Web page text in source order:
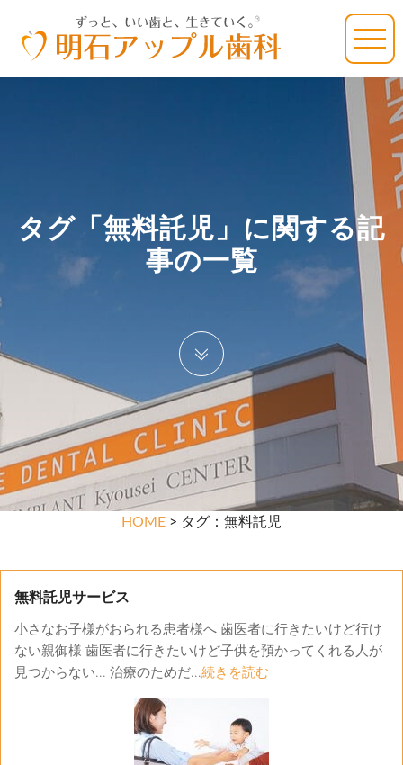
タグ「無料託児」に関する記
事の一覧
HOME > タグ：無料託児
無料託児サービス
小さなお子様がおられる患者様へ 歯医者に行きたいけど行け
ない親御様 歯医者に行きたいけど子供を預かってくれる人が
見つからない... 治療のためだ...続きを読む